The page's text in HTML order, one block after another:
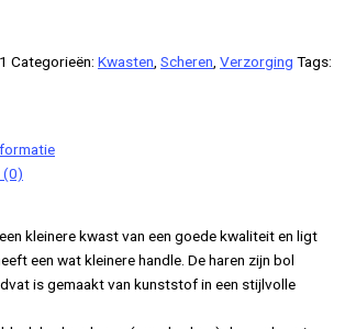
Categorieën: Kwasten Scheren Verzorging Tags:
(0)
kleinere kwast van een goede kwaliteit en ligt
een wat kleinere handle. De haren zijn bol
is gemaakt van kunststof in een stijlvolle